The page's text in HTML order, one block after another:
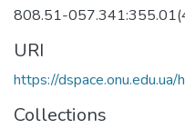
808.51-
URI
https://
Collections